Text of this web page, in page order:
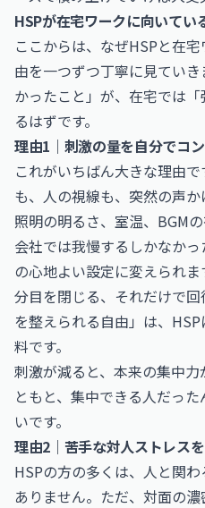
HSPが在宅ワークに向いてい
ここからは、なぜHSPと在
由を一つずつ丁寧に見てい
かったこと」が、在宅では
るはずです。
理由1｜刺激の量を自分でコ
これがいちばん大きな理由
も、人の視線も、突然の声か
照明の明るさ、室温、BGM
会社では我慢するしかなか
の心地よい設定に変えられ
分目を閉じる、それだけで
を整えられる自由」は、
料です。
刺激が減ると、本来の集中
ともと、集中できる人だっ
いです。
理由2｜苦手な対人ストレス
HSPの方の多くは、人と関
ありません。ただ、対面の